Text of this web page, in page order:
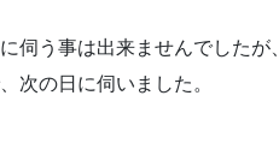
伺う事は出来ませんでした
次の日に伺いました。